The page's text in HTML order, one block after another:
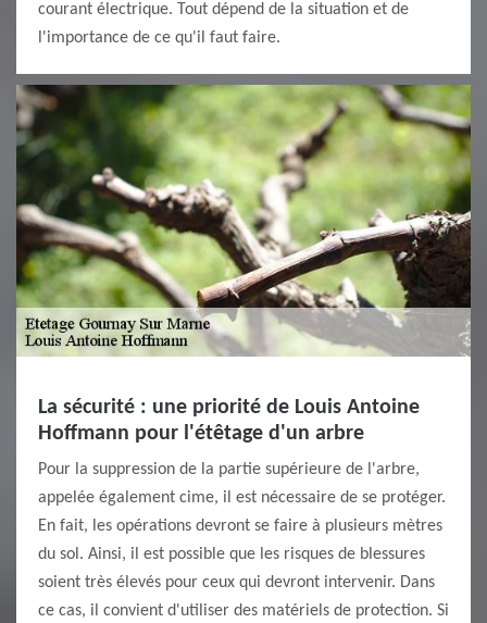
courant électrique. Tout dépend de la situation et de
l'importance de ce qu'il faut faire.
La sécurité : une priorité de Louis Antoine
Hoffmann pour l'étêtage d'un arbre
Pour la suppression de la partie supérieure de l'arbre,
appelée également cime, il est nécessaire de se protéger.
En fait, les opérations devront se faire à plusieurs mètres
du sol. Ainsi, il est possible que les risques de blessures
soient très élevés pour ceux qui devront intervenir. Dans
ce cas, il convient d'utiliser des matériels de protection. Si